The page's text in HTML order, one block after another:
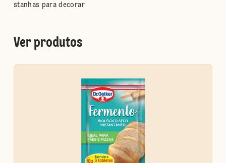
stanhas para decorar
Ver produtos